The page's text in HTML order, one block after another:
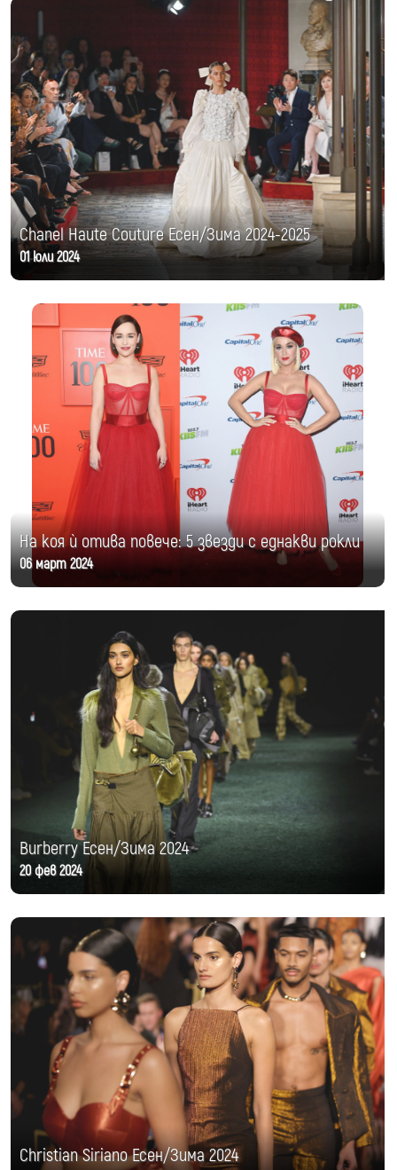
Chanel Haute Couture Есен/Зима 2024-2025
01 юли 2024
На коя ѝ отива повече: 5 звезди с еднакви рокли
06 март 2024
Burberry Есен/Зима 2024
20 фев 2024
Christian Siriano Есен/Зима 2024